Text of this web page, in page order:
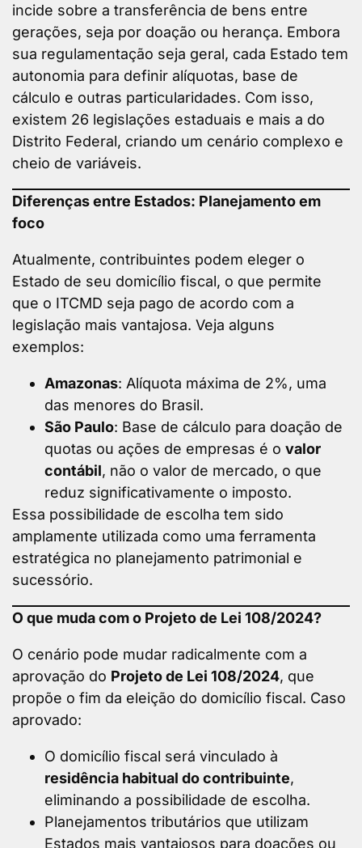
incide sobre a transferência de bens entre
gerações, seja por doação ou herança. Embora
sua regulamentação seja geral, cada Estado tem
autonomia para definir alíquotas, base de
cálculo e outras particularidades. Com isso,
existem 26 legislações estaduais e mais a do
Distrito Federal, criando um cenário complexo e
cheio de variáveis.
Diferenças entre Estados: Planejamento em
foco
Atualmente, contribuintes podem eleger o
Estado de seu domicílio fiscal, o que permite
que o ITCMD seja pago de acordo com a
legislação mais vantajosa. Veja alguns
exemplos:
Amazonas: Alíquota máxima de 2%, uma
das menores do Brasil.
São Paulo: Base de cálculo para doação de
quotas ou ações de empresas é o valor
contábil, não o valor de mercado, o que
reduz significativamente o imposto.
Essa possibilidade de escolha tem sido
amplamente utilizada como uma ferramenta
estratégica no planejamento patrimonial e
sucessório.
O que muda com o Projeto de Lei 108/2024?
O cenário pode mudar radicalmente com a
aprovação do Projeto de Lei 108/2024, que
propõe o fim da eleição do domicílio fiscal. Caso
aprovado:
O domicílio fiscal será vinculado à
residência habitual do contribuinte,
eliminando a possibilidade de escolha.
Planejamentos tributários que utilizam
Estados mais vantajosos para doações ou